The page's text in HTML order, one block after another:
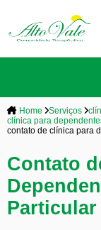
Home Serviços
clínica para
contato de clínica para
Contato
Particular